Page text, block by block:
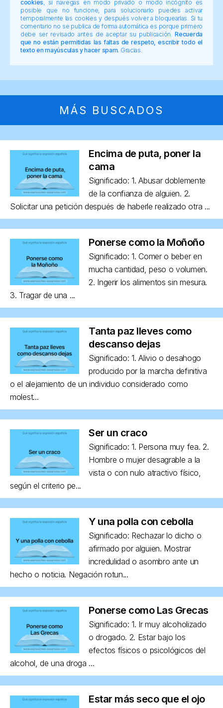
cookies , si navegas en modo privado o modo incógnito es
posible que no funcione, para solucionarlo puedes activar
temporalmente las cookies y después volver a bloquearlas. Si tu
comentario no se publica de forma automática es porque primero
debe ser revisado antes de aceptar su publicación.Recuerda
que no están permitidas las faltas de respeto, escribir todo el
texto en mayúsculas y hacer spam. Gracias.
MÁS BUSCADOS
Encima de puta, poner la
cama
Significado: 1. Abusar doblemente
de la confianza de alguien. 2.
Solicitar una petición después de haberle realizado otra ...
Ponerse como la Moñoño
Significado: 1. Comer o beber en
mucha cantidad, peso o volumen.
2. Ingerir los alimentos sin mesura.
3. Tragar de una ...
Tanta paz lleves como
descanso dejas
Significado: 1. Alivio o desahogo
producido por la marcha definitiva
o el alejamiento de un individuo considerado como
molest...
Ser un craco
Significado: 1. Persona muy fea. 2.
Hombre o mujer desagrable a la
vista o con nulo atractivo físico,
según el criterio pe...
Y una polla con cebolla
Significado: Rechazar lo dicho o
afirmado por alguien. Mostrar
incredulidad o asombro ante un
hecho o noticia. Negación rotun...
Ponerse como Las Grecas
Significado: 1. Ir muy alcoholizado
o drogado. 2. Estar bajo los
efectos físicos o psicológicos del
alcohol, de una droga ...
Estar más seco que el ojo